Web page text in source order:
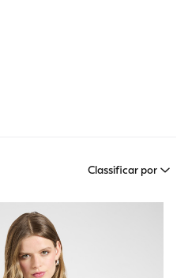
Classificar por